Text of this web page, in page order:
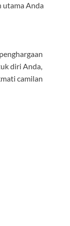
utama Anda
diri Anda,
camilan